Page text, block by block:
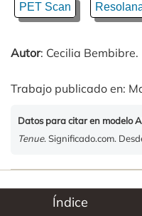
PET Scan
Autor: Cecilia Bembibre.
Trabajo publicado en:
Datos para citar en modelo
Tenue. Significado.com.
Índice